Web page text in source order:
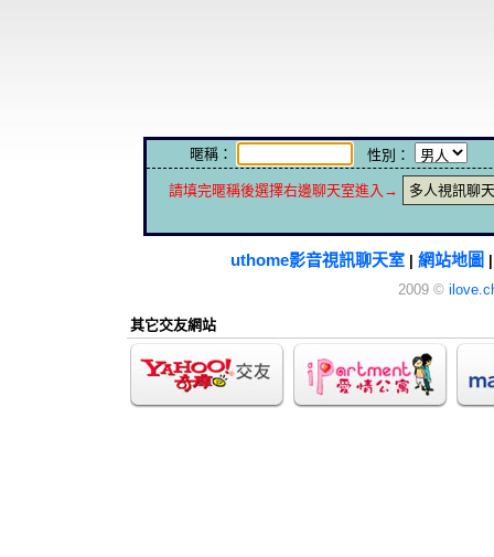
暱稱： 性別：
請填完暱稱後選擇右邊聊天室進入→ 多人視訊聊
uthome影音視訊聊天室| 網站地圖
2009 ©
其它交友網站